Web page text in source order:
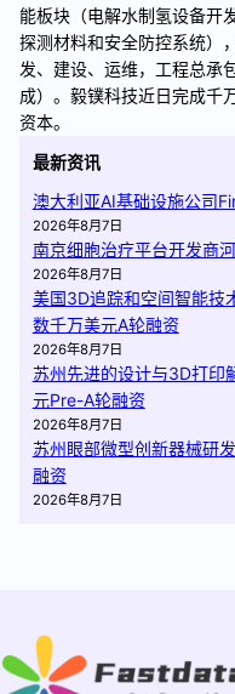
能板块（电解水制氢设备开
探测材料和安全防控系统）
发、建设、运维，工程总承
成）。毅镤科技近日完成千
资本。
最新资讯
澳大利亚AI基础设施公司
2026年8月7日
南京细胞治疗平台开发商
2026年8月7日
美国3D追踪和空间智能技
数千万美元A轮融资
2026年8月7日
苏州先进的设计与3D打印
元Pre-A轮融资
2026年8月7日
苏州眼部微型创新器械研
融资
2026年8月7日